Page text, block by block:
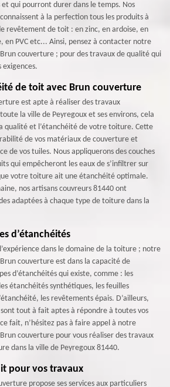
qui pourront durer dans le temps. Nos
à la perfection tous les produits à
revêtement de toit : en zinc, en ardoise, en
en PVC etc... Ainsi, pensez à contacter notre
couverture ; pour des travaux de qualité qui
exigences.
de toit avec Brun couverture
est apte à réaliser des travaux
la ville de Peyregoux et ses environs, cela
qualité et l’étanchéité de votre toiture. Cette
de vos matériaux de couverture et
de vos tuiles. Nous appliquerons des couches
qui empêcheront les eaux de s’infiltrer sur
votre toiture ait une étanchéité optimale.
nos artisans couvreurs 81440 ont
adaptées à chaque type de toiture dans la
d’étanchéités
dans le domaine de la toiture ; notre
couverture est dans la capacité de
d’étanchéités qui existe, comme : les
étanchéités synthétiques, les feuilles
les revêtements épais. D’ailleurs,
tout à fait aptes à répondre à toutes vos
fait, n’hésitez pas à faire appel à notre
couverture pour vous réaliser des travaux
dans la ville de Peyregoux 81440.
pour vos travaux
propose ses services aux particuliers